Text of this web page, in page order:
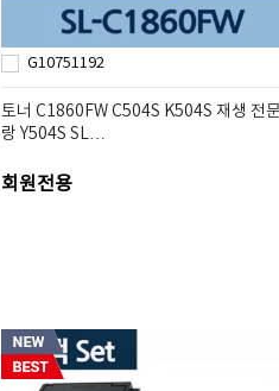
G10751192
토너 C1860FW C504S K504S 재생 전
랑 Y504S SL…
회원전용